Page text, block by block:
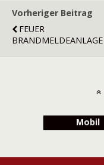
Vorheriger Beitrag
FEUER
BRANDMELDEANLAGE
Mobil